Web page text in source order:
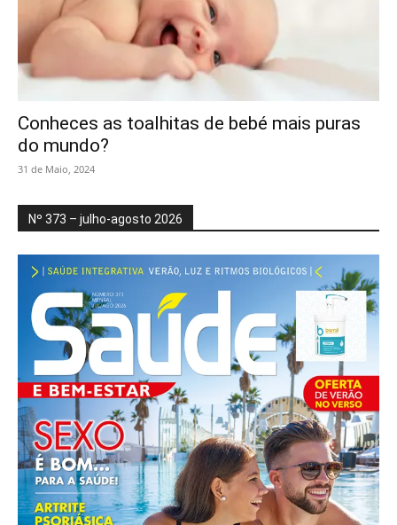
Conheces as toalhitas de bebé mais puras
do mundo?
31 de Maio, 2024
Nº 373 – julho-agosto 2026